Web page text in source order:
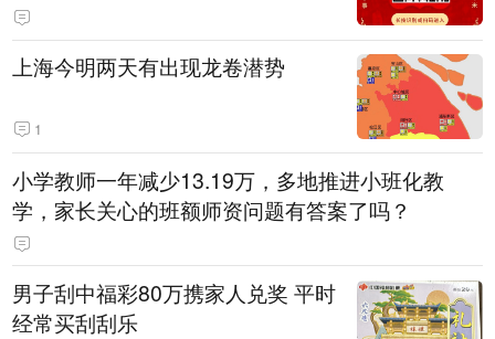
上海今明两天有出现龙卷潜势
1
小学教师一年减少13.19万，多地推进小班化教
学，家长关心的班额师资问题有答案了吗？
男子刮中福彩80万携家人兑奖 平时
经常买刮刮乐